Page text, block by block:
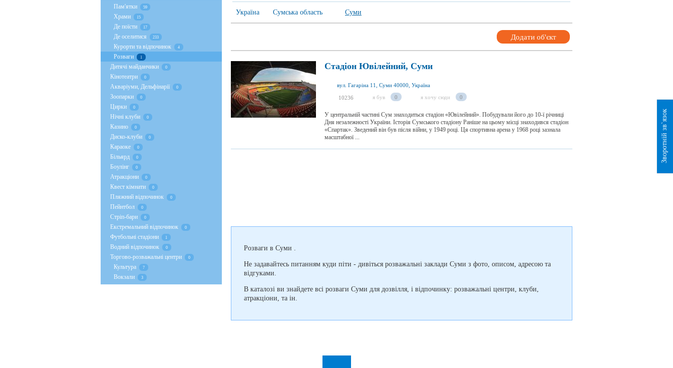
Україна Сумська область Суми
Додати об'єкт
Стадіон Ювілейний, Суми
вул. Гагаріна 11, Суми 40000, Україна
10236 я був 0 я хочу сюди 0
У центральній частині Сум знаходиться стадіон «Ювілейний». Побудували його до 10-ї річниці
Дня незалежності України. Історія Сумського стадіону Раніше на цьому місці знаходився стадіон
«Спартак». Зведений він був після війни, у 1949 році. Ця спортивна арена у 1968 році зазнала
масштабної ...
Розваги в Суми .
Не задавайтесь питанням куди піти - дивіться розважальні заклади Суми з фото, описом, адресою та
відгуками.
В каталозі ви знайдете всі розваги Суми для дозвілля, і відпочинку: розважальні центри, клуби,
атракціони, та ін.
Пам'ятки 59
Храми 15
Де поїсти 17
Де оселитися 233
Курорти та відпочинок 4
Розваги 1
Дитячі майданчики 0
Кінотеатри 0
Акваріуми, Дельфінарії 0
Зоопарки 0
Цирки 0
Нічні клуби 0
Казино 0
Диско-клуби 0
Караоке 0
Більярд 0
Боулінг 0
Атракціони 0
Квест кімнати 0
Пляжний відпочинок 0
Пейнтбол 0
Стрiп-бари 0
Екстремальний відпочинок 0
Футбольні стадіони 1
Водний відпочинок 0
Торгово-розважальні центри 0
Культура 7
Вокзали 3
Зворотній зв`язок